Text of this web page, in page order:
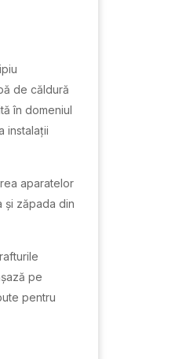
de căldură
în domeniul
instalații
aparatelor
și zăpada din
pe
pentru